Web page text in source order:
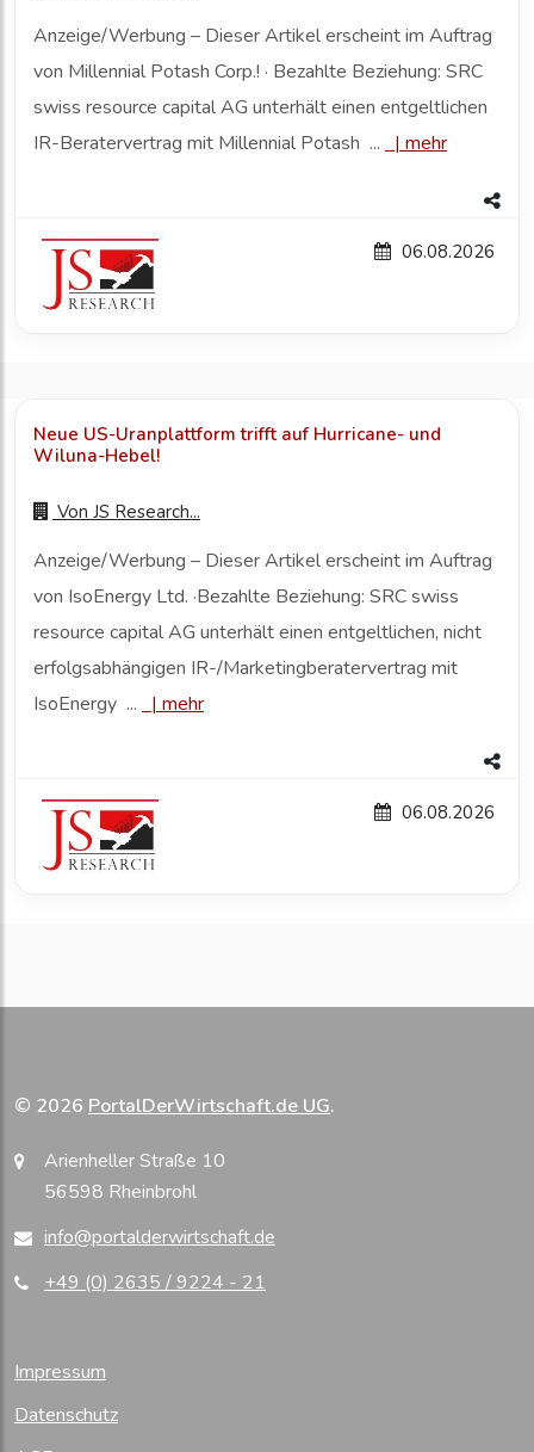
Anzeige/Werbung – Dieser Artikel erscheint im Auftrag
von Millennial Potash Corp.! · Bezahlte Beziehung: SRC
swiss resource capital AG unterhält einen entgeltlichen
IR-Beratervertrag mit Millennial Potash ...
| mehr
06.08.2026
Neue US-Uranplattform trifft auf Hurricane- und
Wiluna-Hebel!
Von JS Research...
Anzeige/Werbung – Dieser Artikel erscheint im Auftrag
von IsoEnergy Ltd. ·Bezahlte Beziehung: SRC swiss
resource capital AG unterhält einen entgeltlichen, nicht
erfolgsabhängigen IR-/Marketingberatervertrag mit
IsoEnergy ...
| mehr
06.08.2026
© 2026 PortalDerWirtschaft.de UG.
Arienheller Straße 10
56598 Rheinbrohl
info@portalderwirtschaft.de
+49 (0) 2635 / 9224 - 21
Impressum
Datenschutz